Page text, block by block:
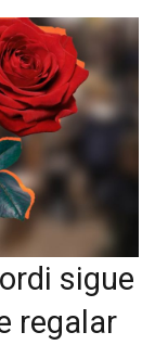
sigue
regalar